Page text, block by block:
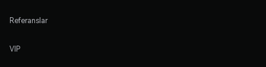
Referanslar
VIP